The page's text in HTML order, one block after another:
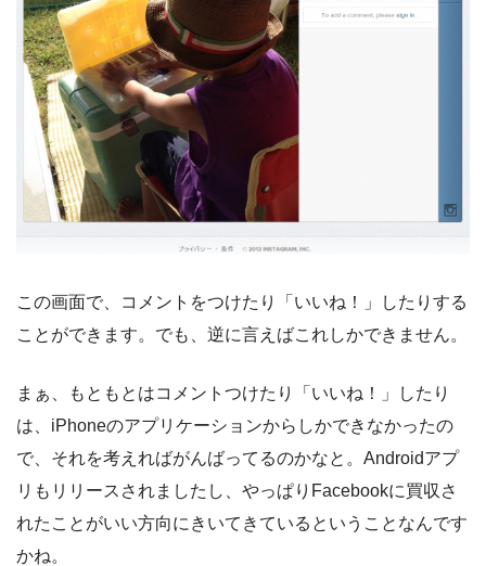
この画面で、コメントをつけたり「いいね！」したりする
ことができます。でも、逆に言えばこれしかできません。
まぁ、もともとはコメントつけたり「いいね！」したり
は、iPhoneのアプリケーションからしかできなかったの
で、それを考えればがんばってるのかなと。Androidアプ
リもリリースされましたし、やっぱりFacebookに買収さ
れたことがいい方向にきいてきているということなんです
かね。